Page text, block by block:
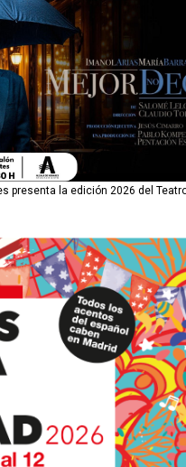
presenta la edición 2026 del